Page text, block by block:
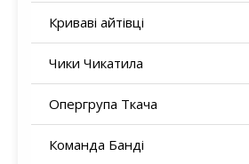
Криваві айтівці
Чики Чикатила
Опергрупа Ткача
Команда Банді